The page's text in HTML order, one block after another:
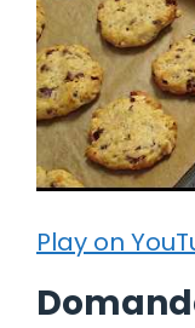
Play on